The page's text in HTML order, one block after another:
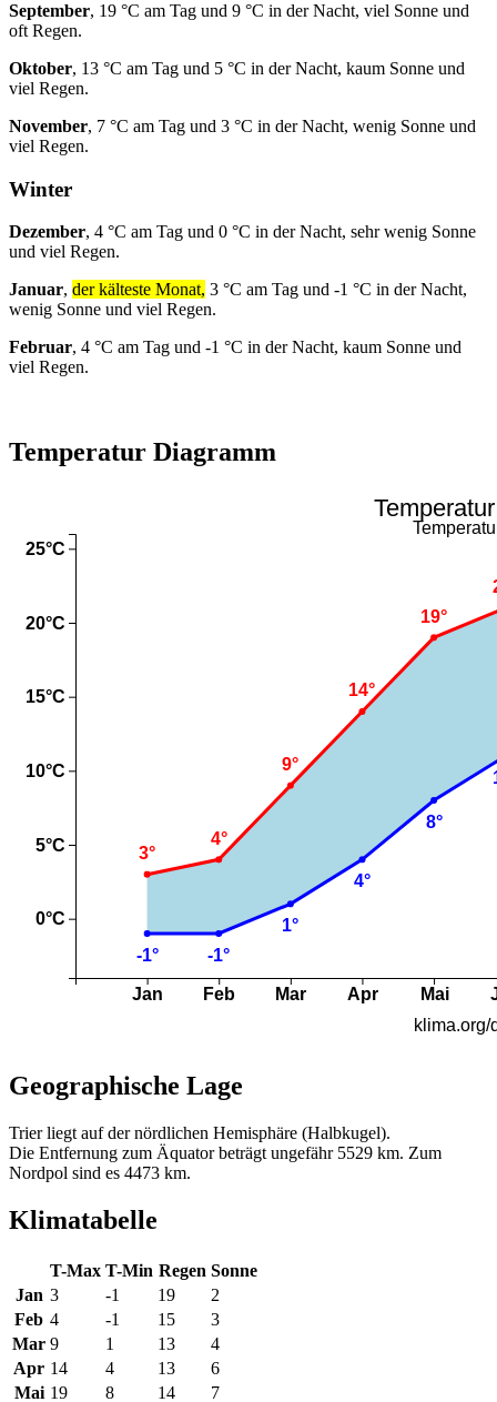
September, 19 °C am Tag und 9 °C in der Nacht, viel Sonne und
oft Regen.
Oktober, 13 °C am Tag und 5 °C in der Nacht, kaum Sonne und
viel Regen.
November, 7 °C am Tag und 3 °C in der Nacht, wenig Sonne und
viel Regen.
Winter
Dezember, 4 °C am Tag und 0 °C in der Nacht, sehr wenig Sonne
und viel Regen.
Januar, der kälteste Monat, 3 °C am Tag und -1 °C in der Nacht,
wenig Sonne und viel Regen.
Februar, 4 °C am Tag und -1 °C in der Nacht, kaum Sonne und
viel Regen.
Temperatur Diagramm
Geographische Lage
Trier liegt auf der nördlichen Hemisphäre (Halbkugel).
Die Entfernung zum Äquator beträgt ungefähr 5529 km. Zum
Nordpol sind es 4473 km.
Klimatabelle
T-Max T-Min Regen Sonne
Jan 3 -1 19
2
Feb 4 -1 15
3
Mar 9 1 13
4
Apr 14 4 13
6
Mai 19 8 14 7